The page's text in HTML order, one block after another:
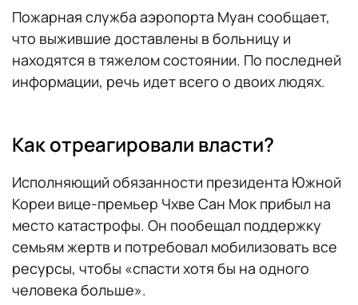
Пожарная служба аэропорта Муан сообщает,
что выжившие доставлены в больницу и
находятся в тяжелом состоянии. По последней
информации, речь идет всего о двоих людях.
Как отреагировали власти?
Исполняющий обязанности президента Южной
Кореи вице-премьер Чхве Сан Мок прибыл на
место катастрофы. Он пообещал поддержку
семьям жертв и потребовал мобилизовать все
ресурсы, чтобы «спасти хотя бы на одного
человека бoльше».